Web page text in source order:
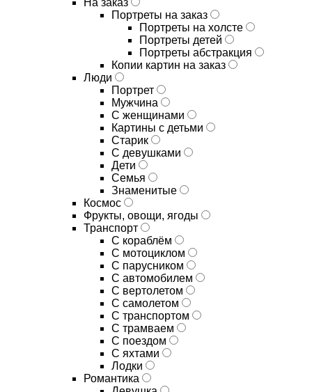
На заказ
Портреты на заказ
Портреты на холсте
Портреты детей
Портреты абстракция
Копии картин на заказ
Люди
Портрет
Мужчина
С женщинами
Картины с детьми
Старик
С девушками
Дети
Семья
Знаменитые
Космос
Фрукты, овощи, ягоды
Транспорт
С кораблём
С мотоциклом
С парусником
С автомобилем
С вертолетом
С самолетом
С транспортом
С трамваем
С поездом
С яхтами
Лодки
Романтика